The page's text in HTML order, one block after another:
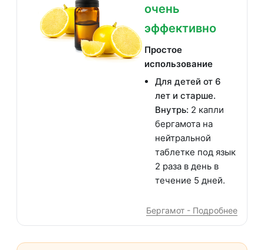
очень
эффективно
Простое
использование
Для детей от 6
лет и старше.
Внутрь: 2 капли
бергамота на
нейтральной
таблетке под язык
2 раза в день в
течение 5 дней.
Бергамот - Подробнее